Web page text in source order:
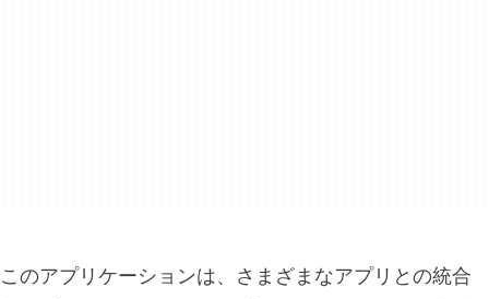
このアプリケーションは、さまざまなアプリとの統合